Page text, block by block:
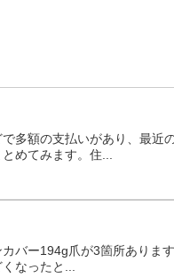
多額の支払いがあり、最近
めてみます。住...
バー194g爪が3箇所ありま
なったと...